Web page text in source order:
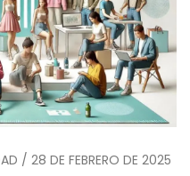
/ 28 DE FEBRERO DE 2025